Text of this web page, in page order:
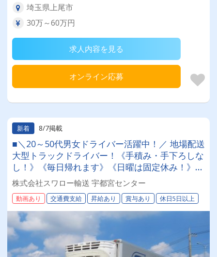
埼玉県上尾市
30万～60万円
求人内容を見る
オンライン応募
新着 8/7掲載
■＼20～50代男女ドライバー活躍中！／ 地場配送
大型トラックドライバー！《手積み・手下ろしな
し！》《毎日帰れます》《日曜は固定休み！》超
絶らくらく運転♪
株式会社スワロー輸送 宇都宮センター
動画あり 交通費支給 昇給あり 賞与あり 休日5日以上